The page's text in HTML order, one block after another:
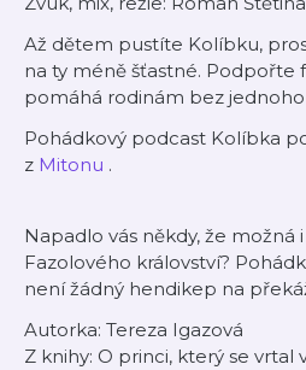
Až dětem pustíte Kolíbku,
na ty méně šťastné. Podpořte
pomáhá rodinám bez jednoho
Pohádkový podcast Kolíbka
z Mitonu .
Napadlo vás někdy, že možná
Fazolového království?
není žádný hendikep na
Autorka: Tereza Igazová
Z knihy: O princi, který se vrtal